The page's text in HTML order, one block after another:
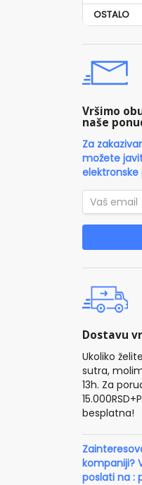
OSTALO
Vršimo
naše
Za
možete
Dostavu
Ukoliko
sutra,
13h. Za
besplatna!
kompaniji?
poslati na :